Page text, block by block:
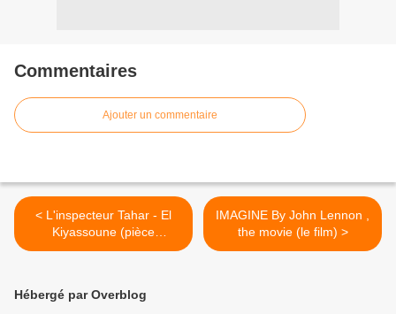
Commentaires
Ajouter un commentaire
< L'inspecteur Tahar - El
Kiyassoune (pièce
théâtrale) مسرحية
IMAGINE By John Lennon ,
the movie (le film) >
Hébergé par Overblog